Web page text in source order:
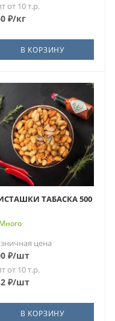
от 10 т.р.
₽/кг
В КОРЗИНУ
ТАБАСКА 500
Много
цена
₽/шт
от 10 т.р.
₽/шт
В КОРЗИНУ